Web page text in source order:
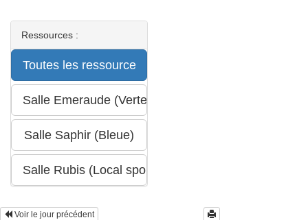
Ressources :
Voir le jour précédent